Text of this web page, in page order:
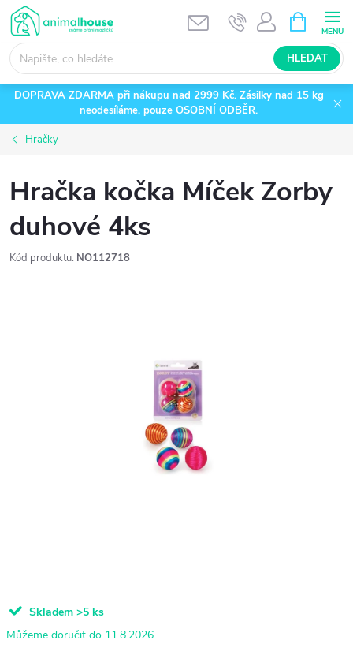
Přejít
na
obsah
HLEDAT
NÁKUPNÍ
KOŠÍK
DOPRAVA ZDARMA při nákupu nad 2999 Kč. Zásilky nad 15 kg
neodesíláme, pouze OSOBNÍ ODBĚR.
Hračky
Hračka kočka Míček Zorby
duhové 4ks
Kód produktu: NO112718
Skladem >5 ks
11.8.2026